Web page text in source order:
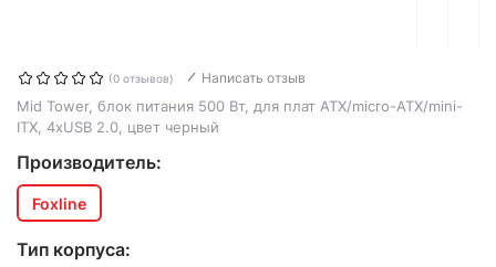
(0 отзывов) Написать отзыв
Mid Tower, блок питания 500 Вт, для плат ATX/micro-ATX/mini-
ITX, 4xUSB 2.0, цвет черный
Производитель:
Foxline
Тип корпуса: